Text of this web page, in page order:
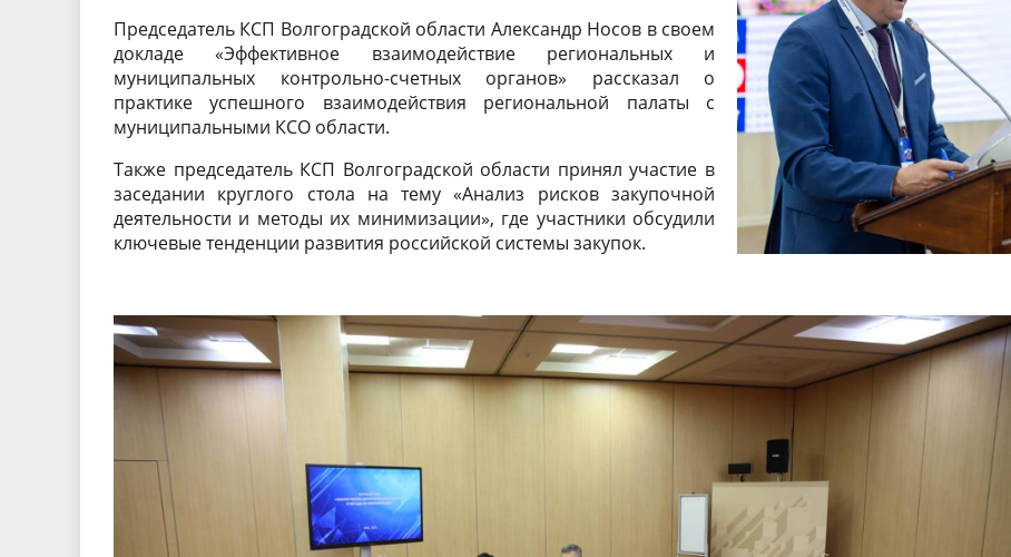
Председатель КСП Волгоградской области Александр Носов в своем
докладе «Эффективное взаимодействие региональных и
муниципальных контрольно-счетных органов» рассказал о
практике успешного взаимодействия региональной палаты с
муниципальными КСО области.
Также председатель КСП Волгоградской области принял участие в
заседании круглого стола на тему «Анализ рисков закупочной
деятельности и методы их минимизации», где участники обсудили
ключевые тенденции развития российской системы закупок.